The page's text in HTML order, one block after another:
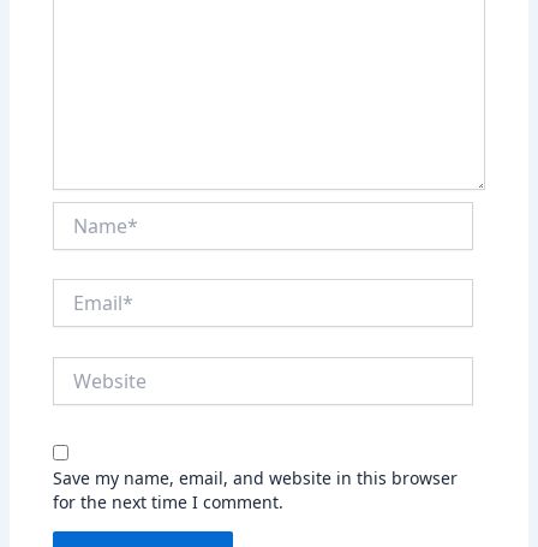
Save my name, email, and website in this browser
for the next time I comment.